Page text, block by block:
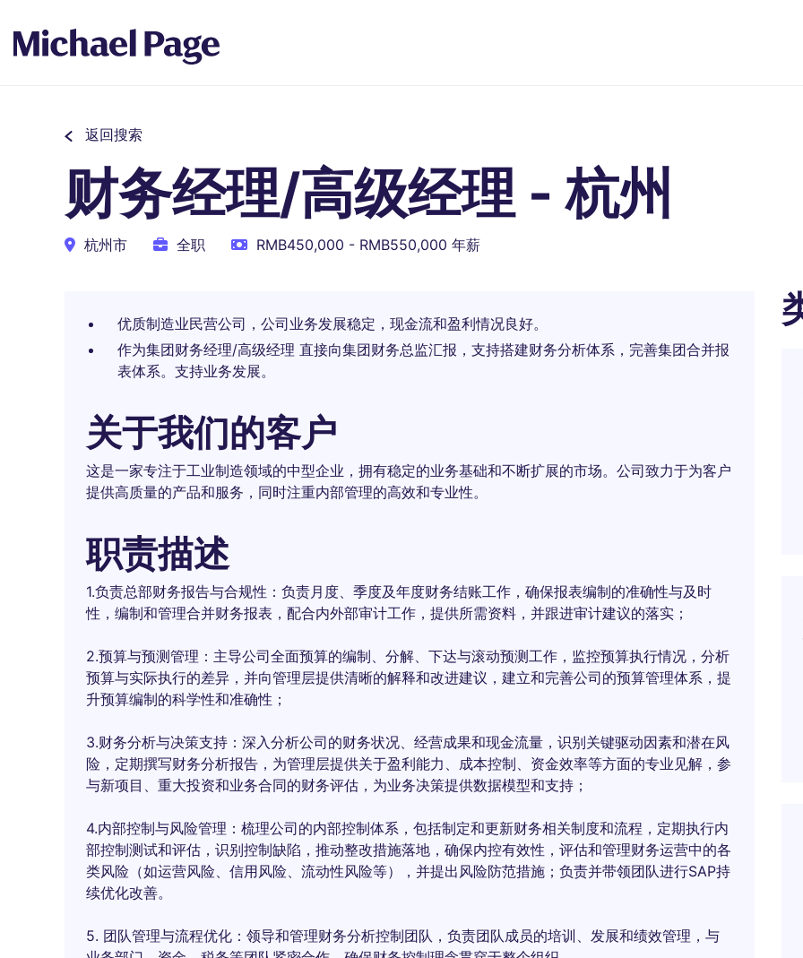
返回搜索
财务经理/高级经理 - 杭州
杭州市 全职 RMB450,000 - RMB550,000 年薪
优质制造业民营公司，公司业务发展稳定，现金流和盈利情况良好。
作为集团财务经理/高级经理 直接向集团财务总监汇报，支持搭建财务分析体系，完善集团合并报
表体系。支持业务发展。
关于我们的客户
这是一家专注于工业制造领域的中型企业，拥有稳定的业务基础和不断扩展的市场。公司致力于为客户
提供高质量的产品和服务，同时注重内部管理的高效和专业性。
职责描述
1.负责总部财务报告与合规性：负责月度、季度及年度财务结账工作，确保报表编制的准确性与及时
性，编制和管理合并财务报表，配合内外部审计工作，提供所需资料，并跟进审计建议的落实；
2.预算与预测管理：主导公司全面预算的编制、分解、下达与滚动预测工作，监控预算执行情况，分析
预算与实际执行的差异，并向管理层提供清晰的解释和改进建议，建立和完善公司的预算管理体系，提
升预算编制的科学性和准确性；
3.财务分析与决策支持：深入分析公司的财务状况、经营成果和现金流量，识别关键驱动因素和潜在风
险，定期撰写财务分析报告，为管理层提供关于盈利能力、成本控制、资金效率等方面的专业见解，参
与新项目、重大投资和业务合同的财务评估，为业务决策提供数据模型和支持；
4.内部控制与风险管理：梳理公司的内部控制体系，包括制定和更新财务相关制度和流程，定期执行内
部控制测试和评估，识别控制缺陷，推动整改措施落地，确保内控有效性，评估和管理财务运营中的各
类风险（如运营风险、信用风险、流动性风险等），并提出风险防范措施；负责并带领团队进行SAP持
续优化改善。
5. 团队管理与流程优化：领导和管理财务分析控制团队，负责团队成员的培训、发展和绩效管理，与